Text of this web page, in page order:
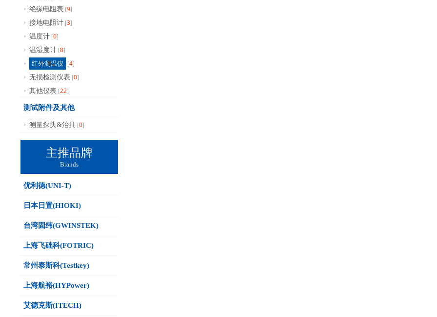
绝缘电阻表 [9]
接地电阻计 [3]
温度计 [0]
温湿度计 [8]
红外测温仪 [4]
无损检测仪表 [0]
其他仪表 [22]
测试附件及其他
测量探头&治具 [0]
主推品牌
Brands
优利德(UNI-T)
日本日置(HIOKI)
台湾固纬(GWINSTEK)
上海飞础科(FOTRIC)
常州泰斯科(Testkey)
上海航裕(HYPower)
艾德克斯(ITECH)